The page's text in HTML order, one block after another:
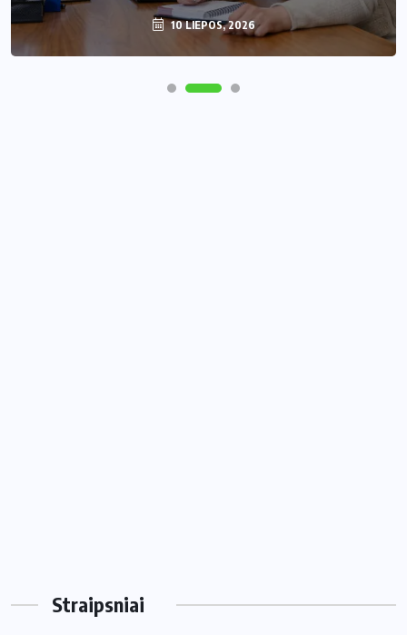
10 LIEPOS, 2026
Straipsniai